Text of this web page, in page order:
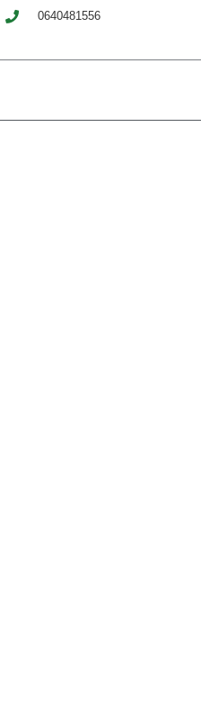
0640481556